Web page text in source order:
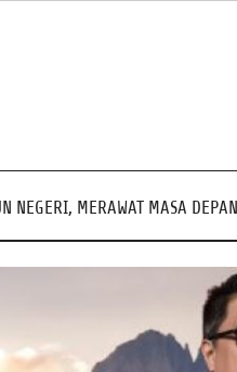
NEGERI, MERAWAT MASA DEPAN